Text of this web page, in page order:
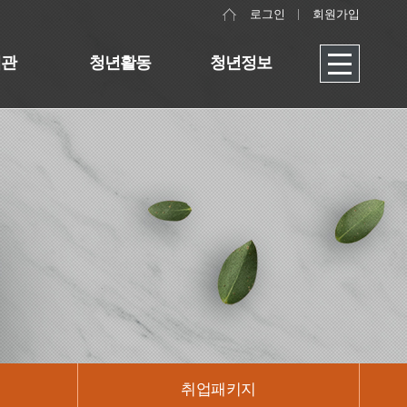
로그인 회원가입
청년활동 청년정보
취업패키지